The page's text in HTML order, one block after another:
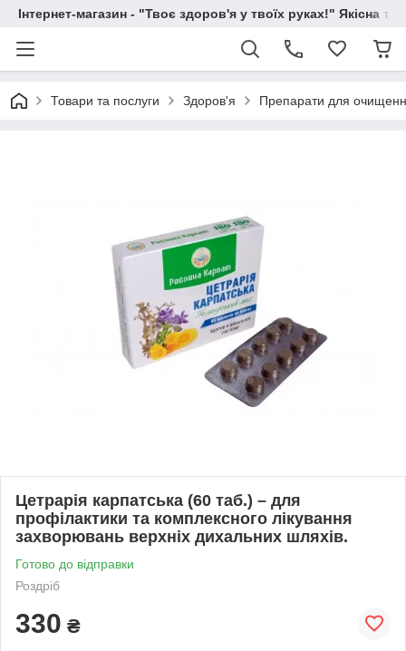
Інтернет-магазин - "Твоє здоров'я у твоїх руках!" Якісна
Товари та послуги Здоров'я Препарати для
Цетрарія карпатська (60 таб.) – для
профілактики та комплексного лікування
захворювань верхніх дихальних шляхів.
Готово до відправки
Роздріб
330 ₴